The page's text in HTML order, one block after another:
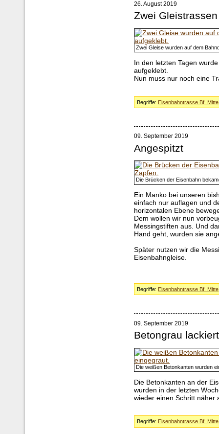
26. August 2019
Zwei Gleistrassen
Zwei Gleise wurden auf dem
In den letzten Tagen
aufgeklebt.
Nun muss nur noch eine
Begriffe: Eisenbahntrasse Bf. Mitte
09. September 2019
Angespitzt
Die Brücken der Eisenbahn
Ein Manko bei unseren
einfach nur auflagen und
horizontalen Ebene
Dem wollen wir nun
Messingstiften aus. Und
Hand geht, wurden sie
Später nutzen wir die
Eisenbahngleise.
Begriffe: Eisenbahntrasse Bf. Mitte
09. September 2019
Betongrau lackiert
Die weißen Betonkanten wurden
Die Betonkanten an der
wurden in der letzten
wieder einen Schritt näher
Begriffe: Eisenbahntrasse Bf. Mitte